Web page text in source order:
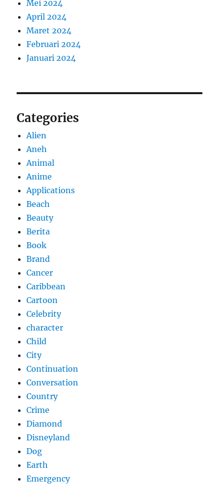
Mei 2024
April 2024
Maret 2024
Februari 2024
Januari 2024
Categories
Alien
Aneh
Animal
Anime
Applications
Beach
Beauty
Berita
Book
Brand
Cancer
Caribbean
Cartoon
Celebrity
character
Child
City
Continuation
Conversation
Country
Crime
Diamond
Disneyland
Dog
Earth
Emergency